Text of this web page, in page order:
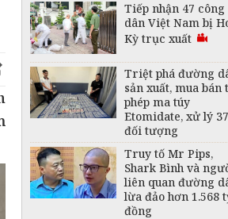
Tiếp nhận 47 công
dân Việt Nam bị
Kỳ trục xuất
Triệt phá đường
sản xuất, mua bán
phép ma túy
Etomidate, xử lý 37
đối tượng
Truy tố Mr Pips,
Shark Bình và
liên quan đường
lừa đảo hơn 1.568
đồng